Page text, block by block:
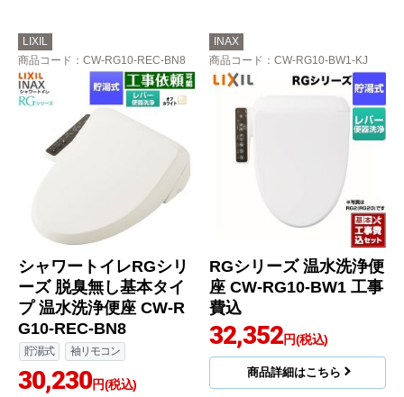
LIXIL
商品コード ：CW-RG10-REC-BN8
シャワートイレRGシリ
ーズ 脱臭無し基本タイ
プ 温水洗浄便座 CW-R
G10-REC-BN8
貯湯式 袖リモコン
30,230円(税込)
INAX
商品コード ：CW-RG10-BW1-KJ
RGシリーズ 温水洗浄便
座 CW-RG10-BW1 工事
費込
32,352円(税込)
商品詳細はこちら